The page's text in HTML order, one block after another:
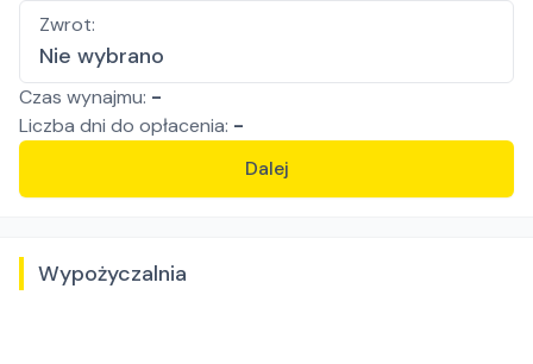
Zwrot:
Nie wybrano
Czas wynajmu: -
Liczba dni do opłacenia: -
Dalej
Wypożyczalnia